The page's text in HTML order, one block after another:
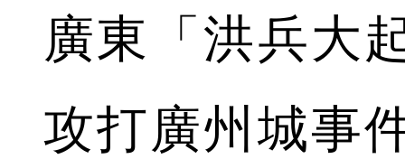
廣東「洪兵大
攻打廣州城事